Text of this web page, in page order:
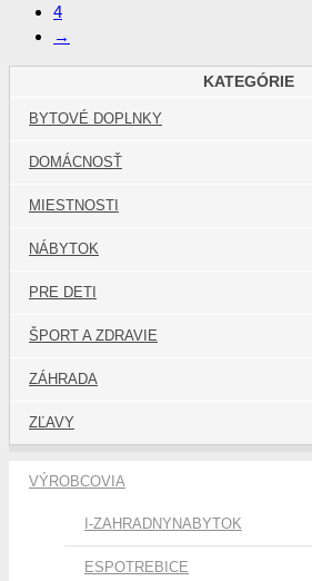
4
→
KATEGÓRIE
BYTOVÉ DOPLNKY
DOMÁCNOSŤ
MIESTNOSTI
NÁBYTOK
PRE DETI
ŠPORT A ZDRAVIE
ZÁHRADA
ZĽAVY
VÝROBCOVIA
I-ZAHRADNYNABYTOK
ESPOTREBICE